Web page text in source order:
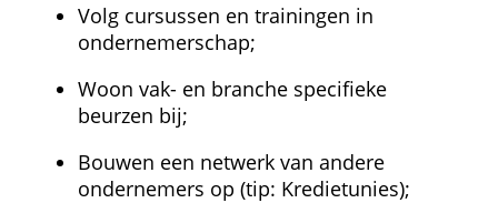
Volg cursussen en trainingen in
ondernemerschap;
Woon vak- en branche specifieke
beurzen bij;
Bouwen een netwerk van andere
ondernemers op (tip: Kredietunies);